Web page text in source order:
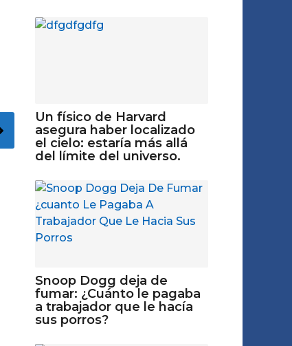
Un físico de Harvard
asegura haber localizado
el cielo: estaría más allá
del límite del universo.
Snoop Dogg deja de
fumar: ¿Cuánto le pagaba
a trabajador que le hacía
sus porros?